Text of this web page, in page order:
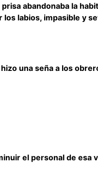
abandonaba la
labios, impasible y
una seña a los
el personal de esa